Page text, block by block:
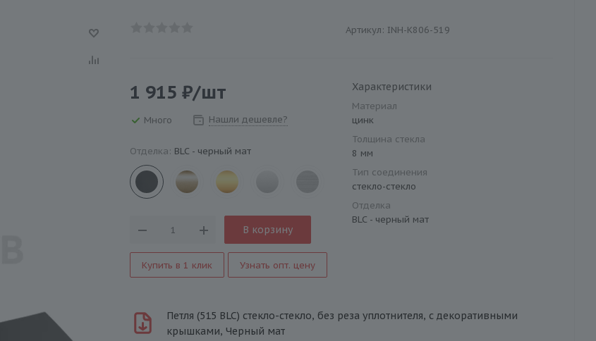
Артикул: INH-K806-519
1 915 ₽/шт
Много Нашли дешевле?
Отделка: BLC - черный мат
В корзину
Купить в 1 клик Узнать опт. цену
Характеристики
Материал
цинк
Толщина стекла
8 мм
Тип соединения
стекло-стекло
Отделка
BLC - черный мат
Петля (515 BLC) стекло-стекло, без реза уплотнителя, c декоративными
крышками, Черный мат